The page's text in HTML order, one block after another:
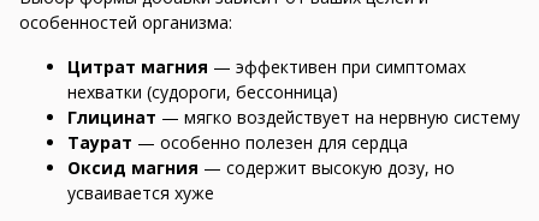
особенностей организма:
Цитрат магния — эффективен при симптомах
нехватки (судороги, бессонница)
Глицинат — мягко воздействует на нервную систему
Таурат — особенно полезен для сердца
Оксид магния — содержит высокую дозу, но
усваивается хуже